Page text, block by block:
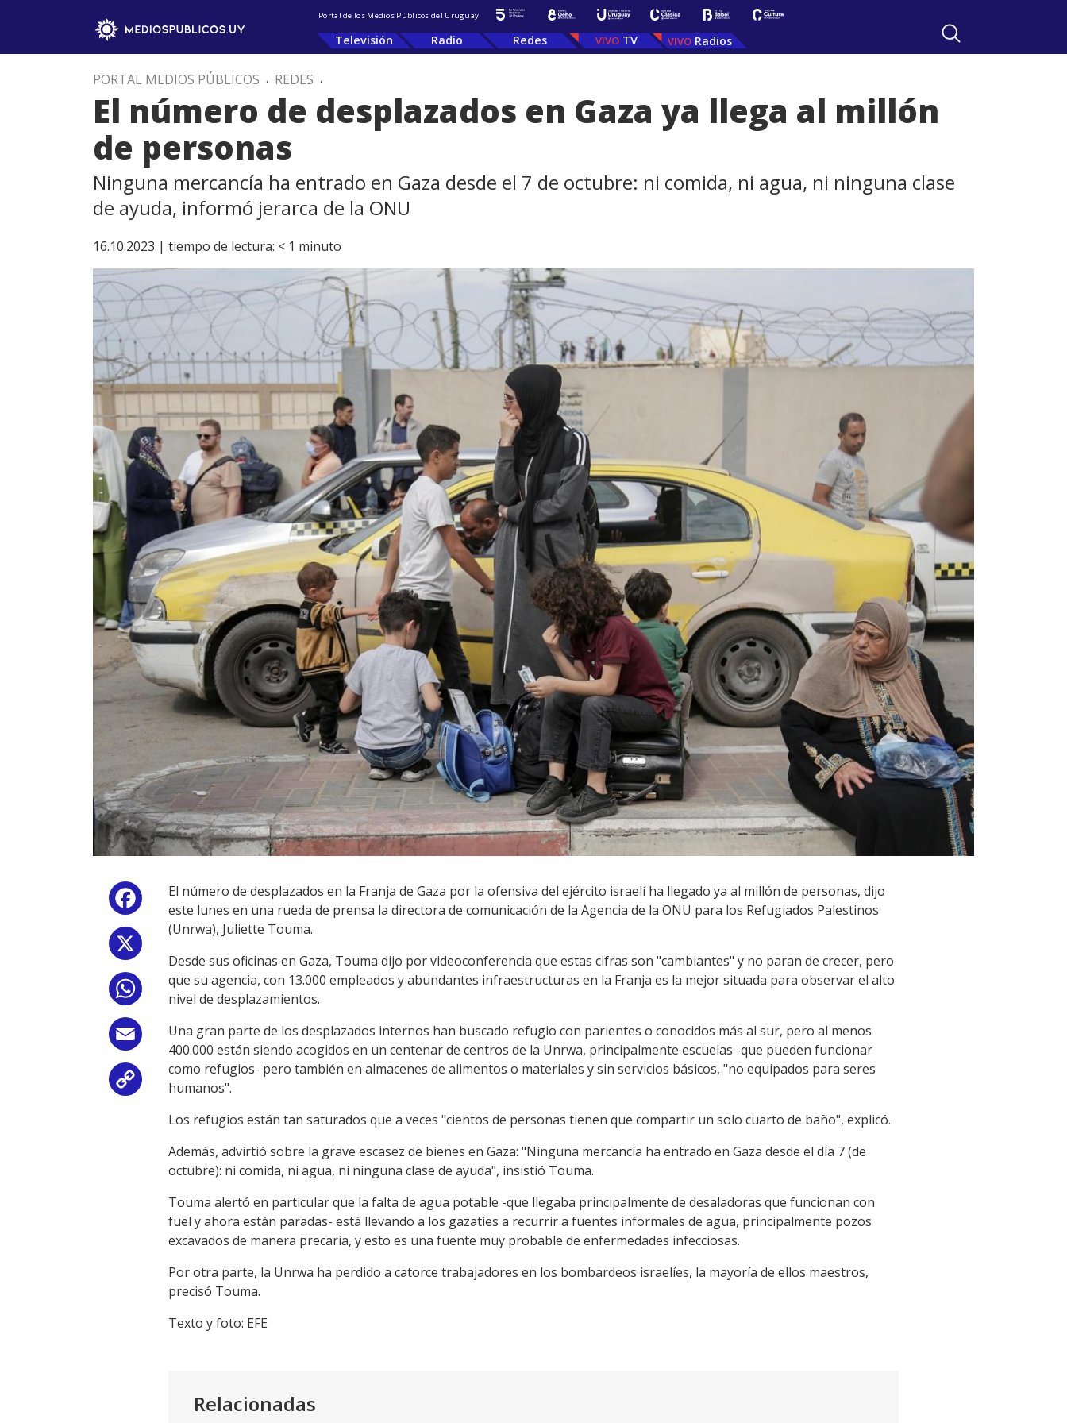
Portal de los Medios Públicos del Uruguay
Televisión Radio Redes TV Radios
PORTAL MEDIOS PÚBLICOS . REDES .
El número de desplazados en Gaza ya llega al millón
de personas
Ninguna mercancía ha entrado en Gaza desde el 7 de octubre: ni comida, ni agua, ni ninguna clase
de ayuda, informó jerarca de la ONU
16.10.2023 | tiempo de lectura: < 1 minuto
Facebook
WhatsApp
Email
Copy
Link
El número de desplazados en la Franja de Gaza por la ofensiva del ejército israelí ha llegado ya al millón de personas, dijo
este lunes en una rueda de prensa la directora de comunicación de la Agencia de la ONU para los Refugiados Palestinos
(Unrwa), Juliette Touma.
Desde sus oficinas en Gaza, Touma dijo por videoconferencia que estas cifras son "cambiantes" y no paran de crecer, pero
que su agencia, con 13.000 empleados y abundantes infraestructuras en la Franja es la mejor situada para observar el alto
nivel de desplazamientos.
Una gran parte de los desplazados internos han buscado refugio con parientes o conocidos más al sur, pero al menos
400.000 están siendo acogidos en un centenar de centros de la Unrwa, principalmente escuelas -que pueden funcionar
como refugios- pero también en almacenes de alimentos o materiales y sin servicios básicos, "no equipados para seres
humanos".
Los refugios están tan saturados que a veces "cientos de personas tienen que compartir un solo cuarto de baño", explicó.
Además, advirtió sobre la grave escasez de bienes en Gaza: "Ninguna mercancía ha entrado en Gaza desde el día 7 (de
octubre): ni comida, ni agua, ni ninguna clase de ayuda", insistió Touma.
Touma alertó en particular que la falta de agua potable -que llegaba principalmente de desaladoras que funcionan con
fuel y ahora están paradas- está llevando a los gazatíes a recurrir a fuentes informales de agua, principalmente pozos
excavados de manera precaria, y esto es una fuente muy probable de enfermedades infecciosas.
Por otra parte, la Unrwa ha perdido a catorce trabajadores en los bombardeos israelíes, la mayoría de ellos maestros,
precisó Touma.
Texto y foto: EFE
Relacionadas